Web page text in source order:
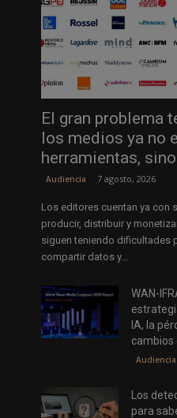
El gran problema
los medios ya no
herramientas,
Audiencia 7 agosto, 2026
Los editores cuentan ya con
producir, distribuir y
siguen teniendo dificultades
compartir datos y...
WAN-
IA, la
cambios
Audiencia
Los
para